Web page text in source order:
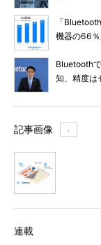
「
機器の66
Bluetooth
知、精度は
記事画像 ＋
連載